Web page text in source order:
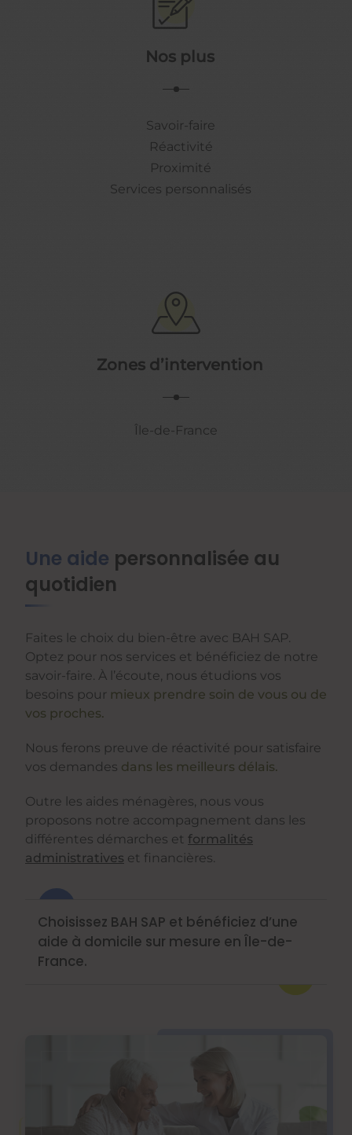
Nos plus
Savoir-faire
Réactivité
Proximité
Services personnalisés
Zones d’intervention
Île-de-France
Une aide personnalisée au
quotidien
Faites le choix du bien-être avec BAH SAP.
Optez pour nos services et bénéficiez de notre
savoir-faire. À l’écoute, nous étudions vos
besoins pour mieux prendre soin de vous ou de
vos proches.
Nous ferons preuve de réactivité pour satisfaire
vos demandes dans les meilleurs délais.
Outre les aides ménagères, nous vous
proposons notre accompagnement dans les
différentes démarches et formalités
administratives et financières.
Choisissez BAH SAP et bénéficiez d’une
aide à domicile sur mesure en Île-de-
France.